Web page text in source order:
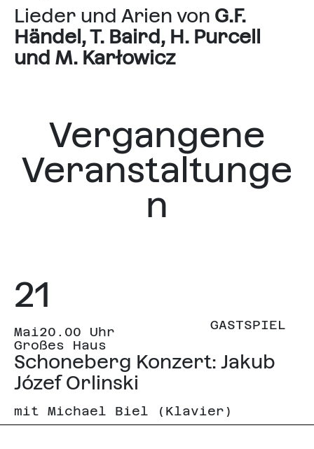
Lieder und Arien von G.F.
Händel, T. Baird, H. Purcell
und M. Karłowicz
Vergangene
Veranstaltunge
n
21
Mai20.00 Uhr
Großes Haus
Schoneberg Konzert: Jakub
Józef Orlinski
mit Michael Biel (Klavier)
GASTSPIEL